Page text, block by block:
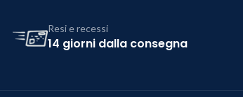
Resi e recessi
14 giorni dalla consegna